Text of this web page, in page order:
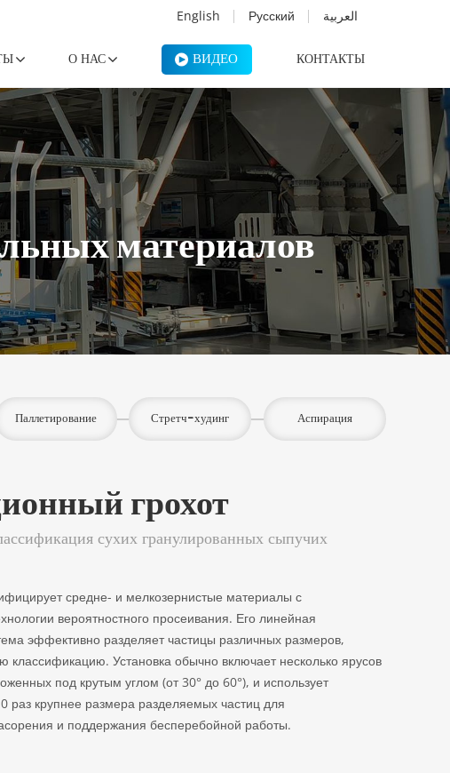
English Русский العربية
О НАС ВИДЕО КОНТАКТЫ
материалов
Паллетирование Стретч-худинг Аспирация
грохот
сухих гранулированных сыпучих
средне- и мелкозернистые материалы с
вероятностного просеивания. Его линейная
эффективно разделяет частицы различных размеров,
классификацию. Установка обычно включает несколько ярусов
под крутым углом (от 30° до 60°), и использует
раз крупнее размера разделяемых частиц для
и поддержания бесперебойной работы.